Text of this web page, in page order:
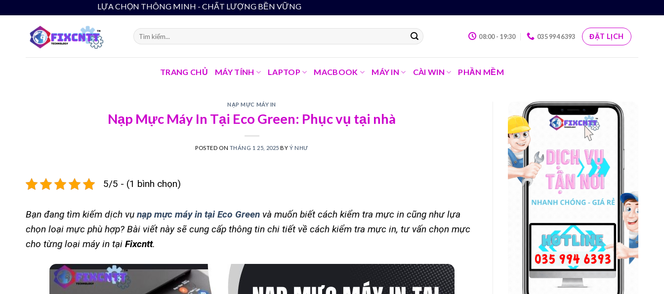
to
LỰA CHỌN THÔNG MINH - CHẤT LƯỢNG BỀN VỮNG
08:00 - 19:30 035 994 6393 ĐẶT LỊCH
TRANG CHỦ MÁY TÍNH LAPTOP MACBOOK MÁY IN CÀI WIN PHẦN MỀM
NẠP MỰC MÁY IN
Nạp Mực Máy In Tại Eco Green: Phục vụ tại nhà
POSTED ON THÁNG 1 25, 2025 BY Ý NHƯ
5/5 - (1 bình chọn)
Bạn đang tìm kiếm dịch vụ nạp mực máy in tại Eco Green và muốn biết cách kiểm tra mực in cũng như lựa
chọn loại mực phù hợp? Bài viết này sẽ cung cấp thông tin chi tiết về cách kiểm tra mực in, tư vấn chọn mực
cho từng loại máy in tại Fixcntt.